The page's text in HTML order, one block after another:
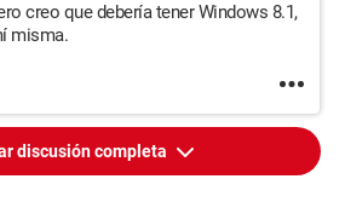
creo que debería tener Windows 8.1,
misma.
discusión completa